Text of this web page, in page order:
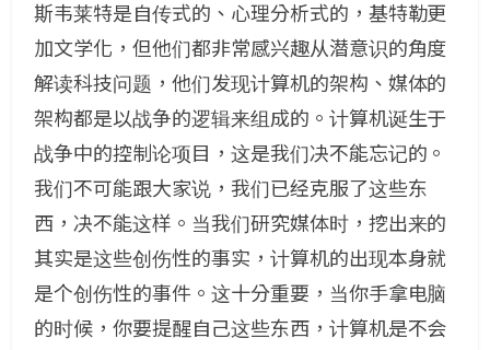
斯韦莱特是自传式的、心理分析式的，基特勒更
加文学化，但他们都非常感兴趣从潜意识的角度
解读科技问题，他们发现计算机的架构、媒体的
架构都是以战争的逻辑来组成的。计算机诞生于
战争中的控制论项目，这是我们决不能忘记的。
我们不可能跟大家说，我们已经克服了这些东
西，决不能这样。当我们研究媒体时，挖出来的
其实是这些创伤性的事实，计算机的出现本身就
是个创伤性的事件。这十分重要，当你手拿电脑
的时候，你要提醒自己这些东西，计算机是不会